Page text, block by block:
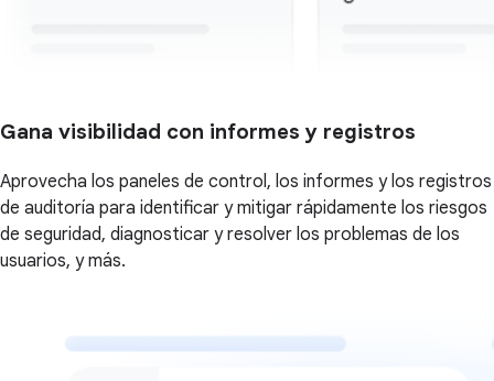
Gana visibilidad con informes y registros
Aprovecha los paneles de control, los informes y los registros
de auditoría para identificar y mitigar rápidamente los riesgos
de seguridad, diagnosticar y resolver los problemas de los
usuarios, y más.